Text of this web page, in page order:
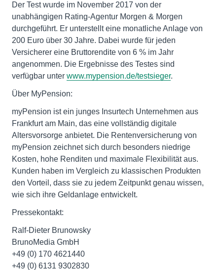
Der Test wurde im November 2017 von der
unabhängigen Rating-Agentur Morgen & Morgen
durchgeführt. Er unterstellt eine monatliche Anlage von
200 Euro über 30 Jahre. Dabei wurde für jeden
Versicherer eine Bruttorendite von 6 % im Jahr
angenommen. Die Ergebnisse des Testes sind
verfügbar unter www.mypension.de/testsieger.
Über MyPension:
myPension ist ein junges Insurtech Unternehmen aus
Frankfurt am Main, das eine vollständig digitale
Altersvorsorge anbietet. Die Rentenversicherung von
myPension zeichnet sich durch besonders niedrige
Kosten, hohe Renditen und maximale Flexibilität aus.
Kunden haben im Vergleich zu klassischen Produkten
den Vorteil, dass sie zu jedem Zeitpunkt genau wissen,
wie sich ihre Geldanlage entwickelt.
Pressekontakt:
Ralf-Dieter Brunowsky
BrunoMedia GmbH
+49 (0) 170 4621440
+49 (0) 6131 9302830